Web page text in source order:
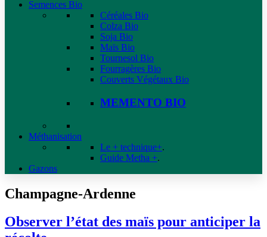
Semences Bio
Céréales Bio
Colza Bio
Soja Bio
Maïs Bio
Tournesol Bio
Fourragères Bio
Couverts Végétaux Bio
MEMENTO BIO
Méthanisation
Le + technique+.
Guide Metha +.
Gazons
Champagne-Ardenne
Observer l’état des maïs pour anticiper la